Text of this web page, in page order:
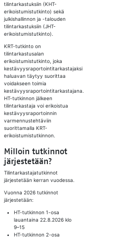
tilintarkastuksiin (KHT-
erikoistumistutkinto) sekä
julkishallinnon ja -talouden
tilintarkastuksiin (JHT-
erikoistumistutkinto).
KRT-tutkinto on
tilintarkastusalan
erikoistumistutkinto, joka
kestävyysraportointitarkastajaksi
haluavan täytyy suorittaa
voidakseen toimia
kestävyysraportointitarkastajana.
HT-tutkinnon jälkeen
tilintarkastaja voi erikoistua
kestävyysraportoinnin
varmennustehtäviin
suorittamalla KRT-
erikoistumistutkinnon.
Milloin tutkinnot
järjestetään?
Tilintarkastajatutkinnot
järjestetään kerran vuodessa.
Vuonna 2026 tutkinnot
järjestetään:
HT-tutkinnon 1-osa
lauantaina 22.8.2026 klo
9–15
HT-tutkinnon 2-osa